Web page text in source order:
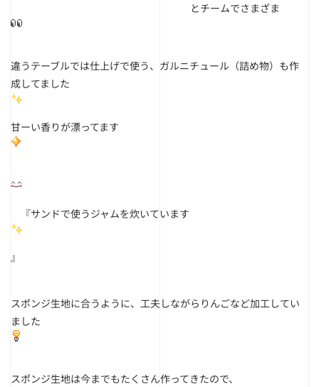
とチームでさまざま
違うテーブルでは仕上げで使う、ガルニチュール（詰め物）も作
成してました
甘ーい香りが漂ってます
『サンドで使うジャムを炊いています
』
スポンジ生地に合うように、工夫しながらりんごなど加工してい
ました
スポンジ生地は今までもたくさん作ってきたので、